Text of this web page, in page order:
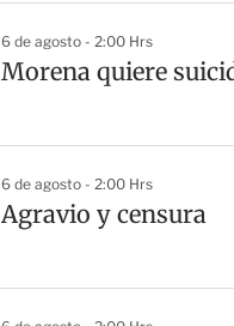
6 de agosto - 2:00 Hrs
Morena quiere
6 de agosto - 2:00 Hrs
Agravio y censura